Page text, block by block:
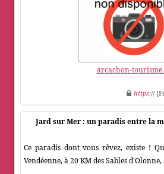
arcachon-
https://
Jard sur Mer : un paradis entre la
Ce paradis dont vous rêvez, existe !
Vendéenne, à 20 KM des Sables d'Olonne,